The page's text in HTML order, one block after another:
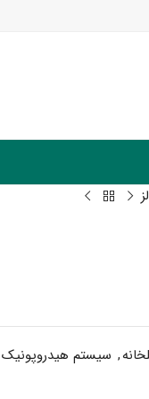
, سیستم هیدروپونیک